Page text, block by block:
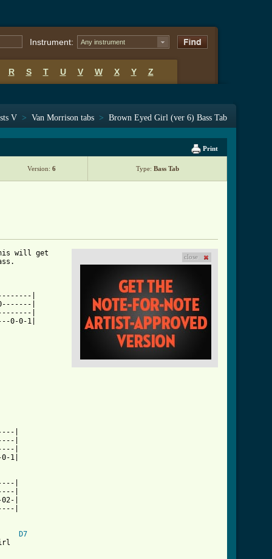
Instrument: Any instrument
R S T U V W X Y Z
V > Van Morrison tabs > Brown Eyed Girl (ver 6) Bass Tab
Print
Version: 6 Type: Bass Tab
will get
|
|
|
0-0-1|
|
|
|
1|
|
|
|
|
D7
close